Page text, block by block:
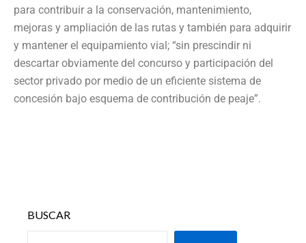
para contribuir a la conservación, mantenimiento,
mejoras y ampliación de las rutas y también para adquirir
y mantener el equipamiento vial; “sin prescindir ni
descartar obviamente del concurso y participación del
sector privado por medio de un eficiente sistema de
concesión bajo esquema de contribución de peaje”.
BUSCAR